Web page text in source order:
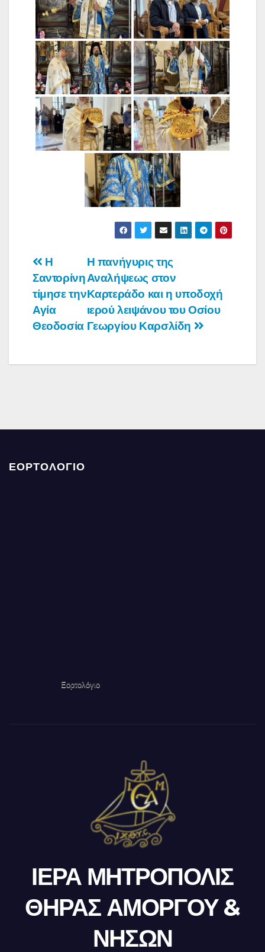
Πλοήγηση
άρθρων
Η πανήγυρις της
Αναλήψεως στον
Καρτεράδο και η υποδοχή
ιερού λειψάνου του Οσίου
Γεωργίου Καρσλίδη
Η
Σαντορίνη
τίμησε την
Αγία
Θεοδοσία
ΕΟΡΤΟΛΟΓΙΟ
Εορτολόγιο
ΙΕΡΑ ΜΗΤΡΟΠΟΛΙΣ
ΘΗΡΑΣ ΑΜΟΡΓΟΥ &
ΝΗΣΩΝ